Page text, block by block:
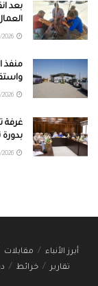
منفذ
غرفة
بدورة
أبرز الأنباء مقابلات
تقارير
خرائط